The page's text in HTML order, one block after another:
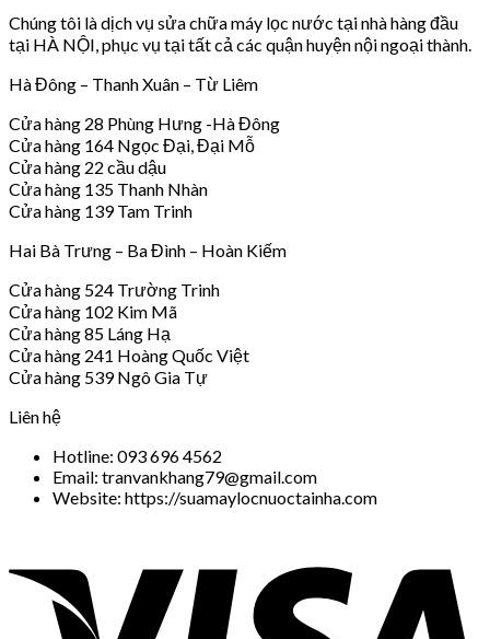
Chúng tôi là dịch vụ sửa chữa máy lọc nước tại nhà hàng đầu
tại HÀ NỘI, phục vụ tại tất cả các quận huyện nội ngoại thành.
Hà Đông – Thanh Xuân – Từ Liêm
Cửa hàng 28 Phùng Hưng -Hà Đông
Cửa hàng 164 Ngọc Đại, Đại Mỗ
Cửa hàng 22 cầu dậu
Cửa hàng 135 Thanh Nhàn
Cửa hàng 139 Tam Trinh
Hai Bà Trưng – Ba Đình – Hoàn Kiếm
Cửa hàng 524 Trường Trinh
Cửa hàng 102 Kim Mã
Cửa hàng 85 Láng Hạ
Cửa hàng 241 Hoàng Quốc Việt
Cửa hàng 539 Ngô Gia Tự
Liên hệ
Hotline: 093 696 4562
Email: tranvankhang79@gmail.com
Website: https://suamaylocnuoctainha.com